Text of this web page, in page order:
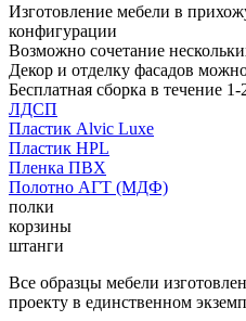
Изготовление мебели в
конфигурации
Возможно сочетание
Декор и отделку фасадов
Бесплатная сборка в течение
ЛДСП
Пластик Alvic Luxe
Пластик HPL
Пленка ПВХ
Полотно АГТ (МДФ)
полки
корзины
штанги
Все образцы мебели
проекту в единственном